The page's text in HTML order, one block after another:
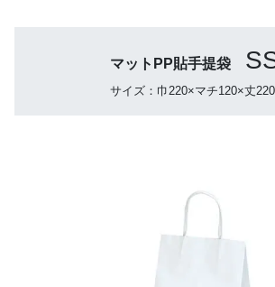
マットPP貼手提袋
サイズ：巾220×マチ120×丈